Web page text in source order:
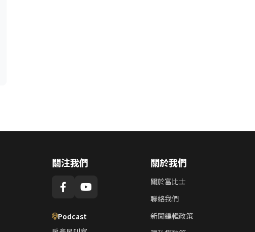
關注我們
Podcast
關於我們
關於富比士
聯絡我們
新聞編輯政策